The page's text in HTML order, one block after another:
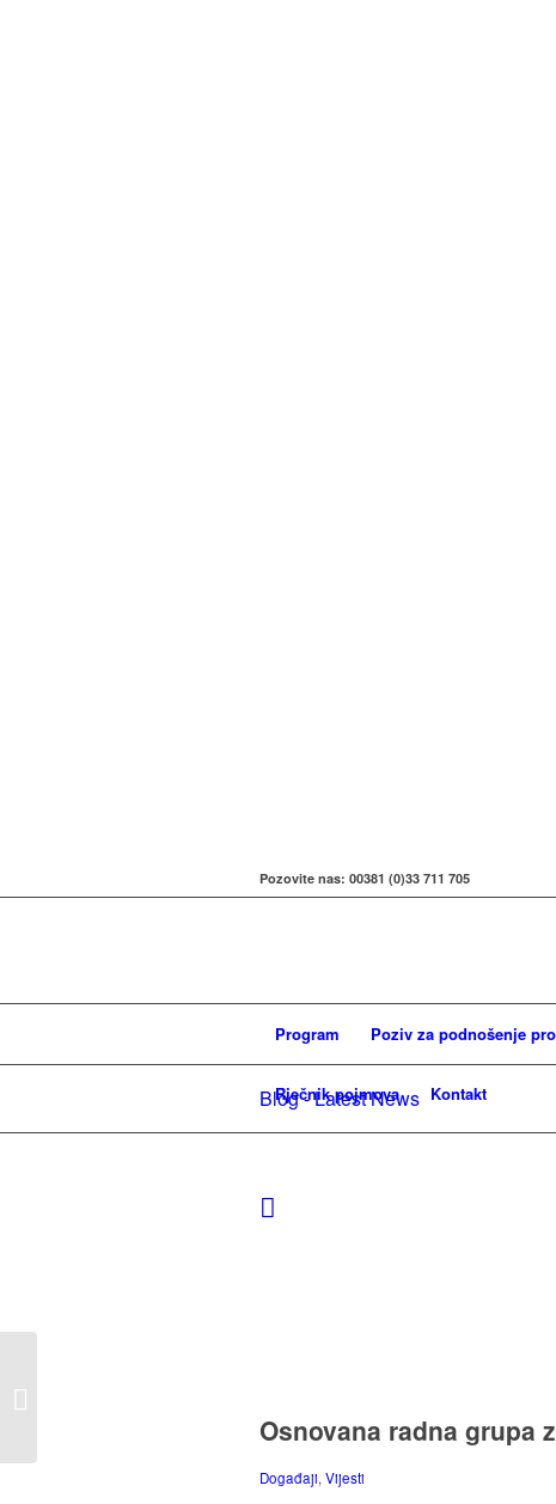
Pozovite nas: 00381 (0)33 711 705
Program Poziv za podnošenje
Rječnik pojmova Kontakt
Blog - Latest News
Osnovana radna grupa
Događaji, Vijesti